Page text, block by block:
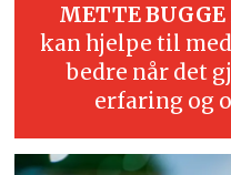
METTE BUGGE
kan hjelpe til
bedre når det
erfaring og